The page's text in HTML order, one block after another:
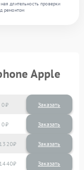
длительность проверки
ремонтом
Apple
0 Заказать
0 Заказать
1320
1440